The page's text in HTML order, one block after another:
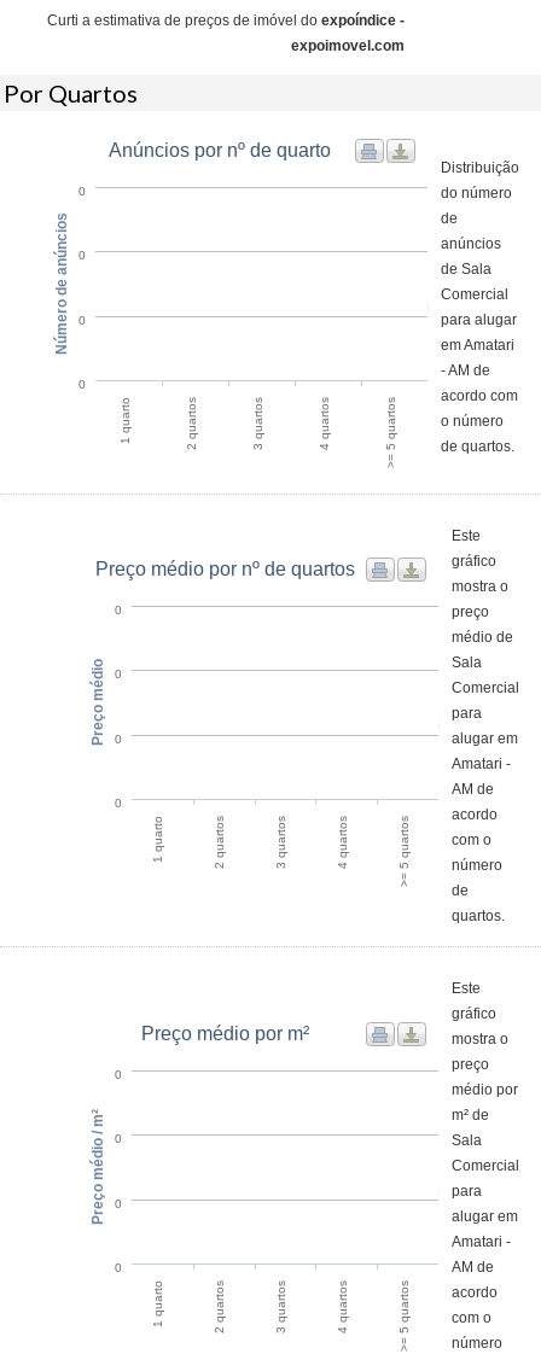
Curti a estimativa de preços de imóvel do expoíndice -
expoimovel.com
Por Quartos
Anúncios por nº de quarto
1 quarto 2 quartos 3 quartos 4 quartos >= 5 quartos
0
0
0
0
Número de anúncios
Distribuição
do número
de
anúncios
de Sala
Comercial
para alugar
em Amatari
- AM de
acordo com
o número
de quartos.
Preço médio por nº de quartos
1 quarto 2 quartos 3 quartos 4 quartos >= 5 quartos
0
0
0
0
Preço médio
Este
gráfico
mostra o
preço
médio de
Sala
Comercial
para
alugar em
Amatari -
AM de
acordo
com o
número
de
quartos.
Preço médio por m²
1 quarto 2 quartos 3 quartos 4 quartos >= 5 quartos
0
0
0
0
Preço médio / m²
Este
gráfico
mostra o
preço
médio por
m² de
Sala
Comercial
para
alugar em
Amatari -
AM de
acordo
com o
número